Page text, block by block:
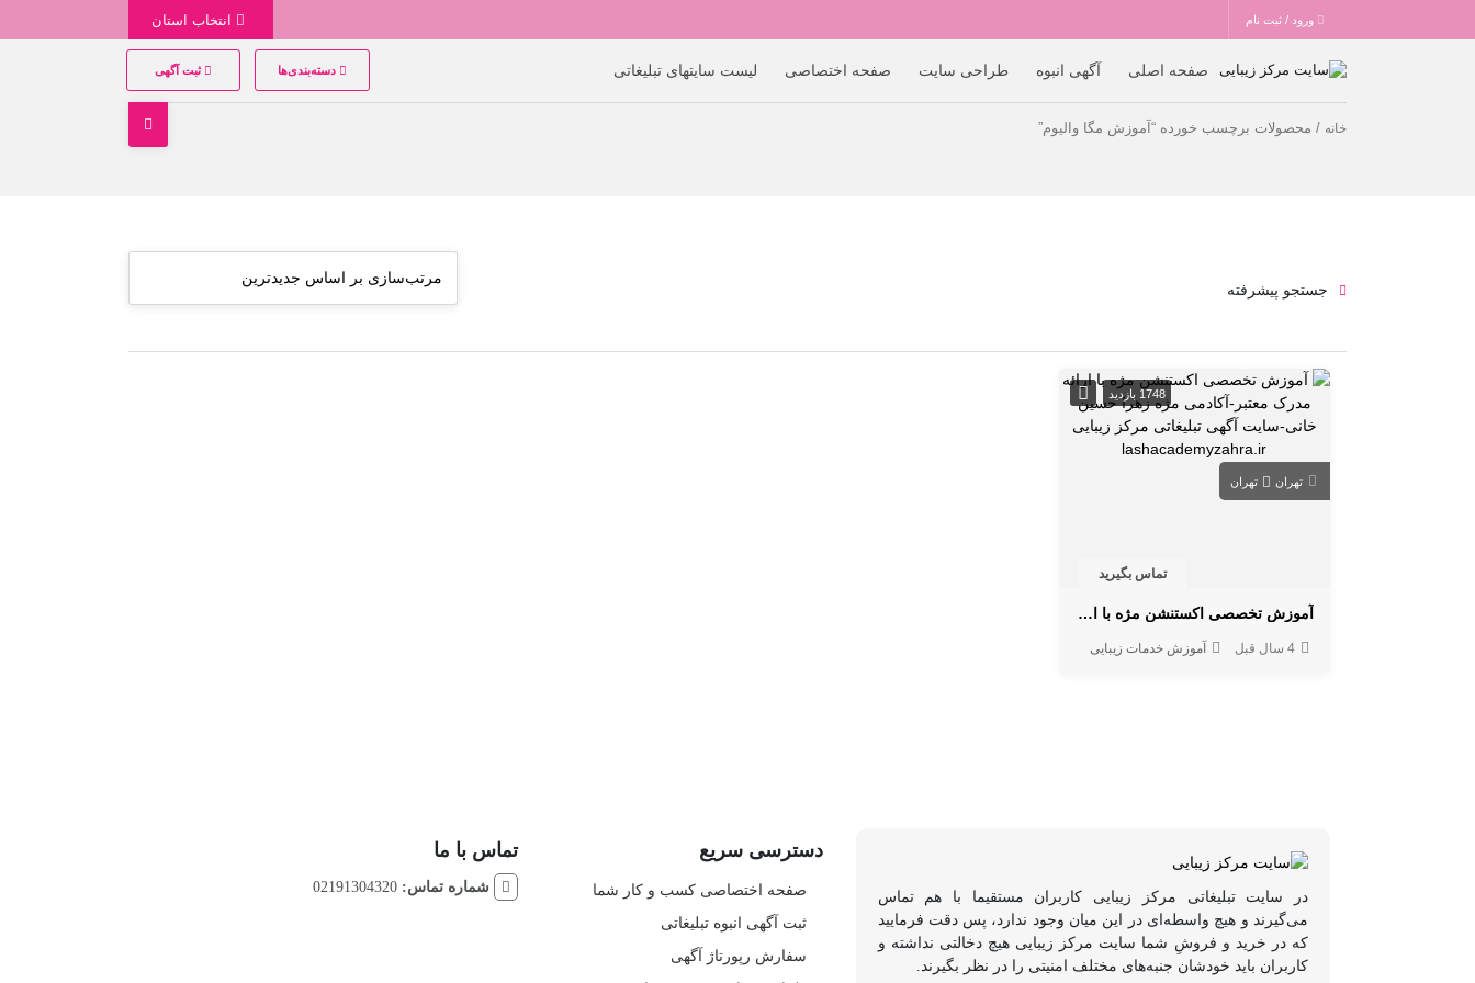
ورود / ثبت نام
صفحه اصلی آگهی انبوه طراحی سایت صفحه اختصاصی لیست سایتهای تبلیغاتی دسته‌بندی‌ها ثبت آگهی
خانه / محصولات برچسب خورده “آموزش مگا والیوم”
جستجو پیشرفته
1748 بازدید
تهران تهران
تماس بگیرید
آموزش تخصصی اکستنشن مژه با ارائه مدرک معتبر
4 سال قبل آموزش خدمات زیبایی
در سایت تبلیغاتی مرکز زیبایی کاربران مستقیما با هم تماس
می‌گیرند و هیچ واسطه‌ای در این میان وجود ندارد، پس دقت فرمایید
که در خرید و فروشِ شما سایت مرکز زیبایی هیچ دخالتی نداشته و
کاربران باید خودشان جنبه‌های مختلف امنیتی را در نظر بگیرند.
دسترسی سریع
صفحه اختصاصی کسب و کار شما
ثبت آگهی انبوه تبلیغاتی
سفارش رپورتاژ آگهی
تماس با ما
شماره تماس: 02191304320